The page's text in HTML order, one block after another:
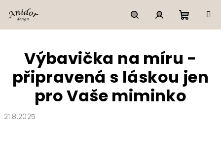
na
HledatPřihlášení
košík
Výbavička na míru -
připravená s láskou jen
pro Vaše miminko
21.8.2025